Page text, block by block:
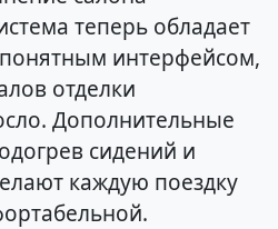
теперь обладает
интерфейсом,
отделки
Дополнительные
сидений и
каждую поездку